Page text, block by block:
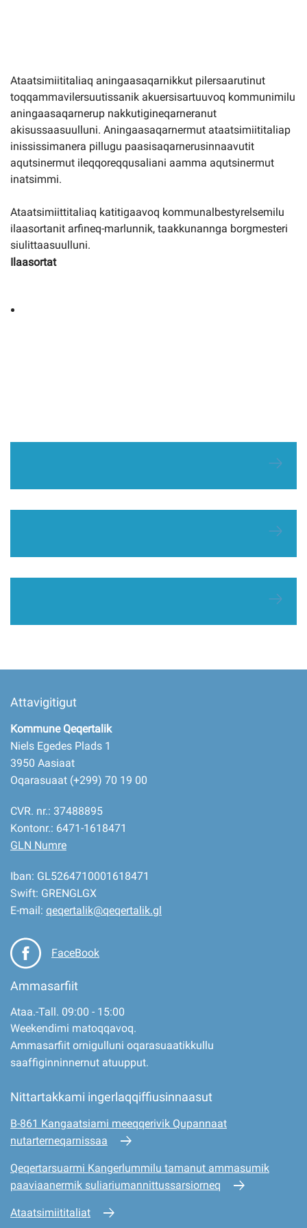
Pilersaarutinut isaavik
Piffissamik inniminniineq
Ataatsimiititaliaq aningaasaqarnikkut pilersaarutinut
toqqammavilersuutissanik akuersisartuuvoq kommunimilu
aningaasaqarnerup nakkutigineqarneranut
akisussaasuulluni. Aningaasaqarnermut ataatsimiititaliap
inississimanera pillugu paasisaqarnerusinnaavutit
aqutsinermut ileqqoreqqusaliani aamma aqutsinermut
inatsimmi.
Ataatsimiittitaliaq katitigaavoq kommunalbestyrelsemilu
ilaasortanit arfineq-marlunnik, taakkunannga borgmesteri
siulittaasuulluni.
Ilaasortat
Attavigitigut
Kommune Qeqertalik
Niels Egedes Plads 1
3950 Aasiaat
Oqarasuaat (+299) 70 19 00
CVR. nr.: 37488895
Kontonr.: 6471-1618471
GLN Numre
Iban: GL5264710001618471
Swift: GRENGLGX
E-mail: qeqertalik@qeqertalik.gl
FaceBook
Ammasarfiit
Ataa.-Tall. 09:00 - 15:00
Weekendimi matoqqavoq.
Ammasarfiit ornigulluni oqarasuaatikkullu
saaffiginninnernut atuupput.
Nittartakkami ingerlaqqiffiusinnaasut
B-861 Kangaatsiami meeqqerivik Qupannaat
nutarterneqarnissaa
Qeqertarsuarmi Kangerlummilu tamanut ammasumik
paaviaanermik suliariumannittussarsiorneq
Ataatsimiititaliat